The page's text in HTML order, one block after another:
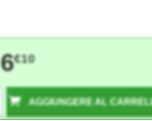
6€10
AGGIUNGERE AL